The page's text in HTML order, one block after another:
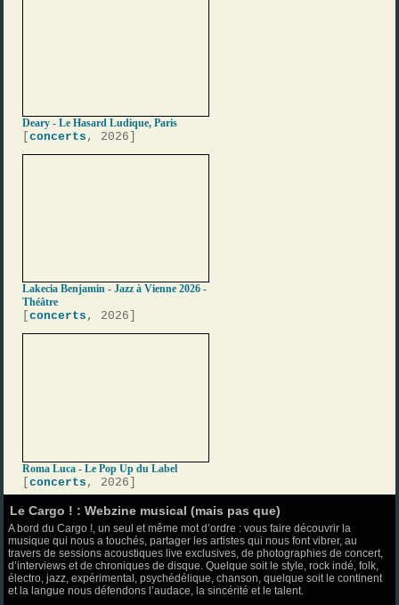
Deary - Le Hasard Ludique, Paris
[concerts , 2026]
Lakecia Benjamin - Jazz à Vienne 2026 -
Théâtre
[concerts , 2026]
Roma Luca - Le Pop Up du Label
[concerts , 2026]
Le Cargo ! : Webzine musical (mais pas que)
A bord du Cargo !, un seul et même mot d’ordre : vous faire découvrir la
musique qui nous a touchés, partager les artistes qui nous font vibrer, au
travers de sessions acoustiques live exclusives, de photographies de concert,
d’interviews et de chroniques de disque. Quelque soit le style, rock indé, folk,
électro, jazz, expérimental, psychédélique, chanson, quelque soit le continent
et la langue nous défendons l’audace, la sincérité et le talent.